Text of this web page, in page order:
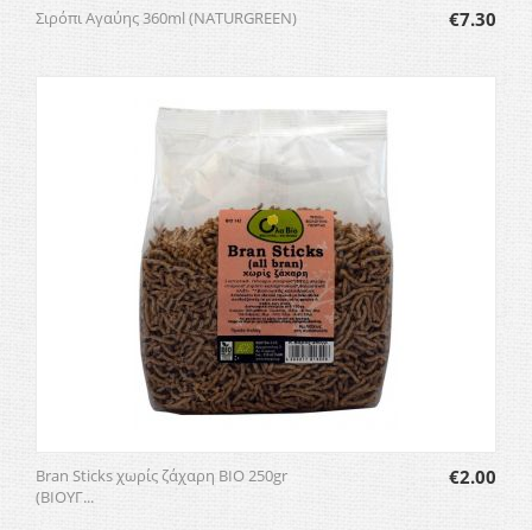
Σιρόπι Αγαύης 360ml (NATURGREEN) €7.30
Bran Sticks χωρίς ζάχαρη BIO 250gr
(ΒΙΟΥΓ...
€2.00